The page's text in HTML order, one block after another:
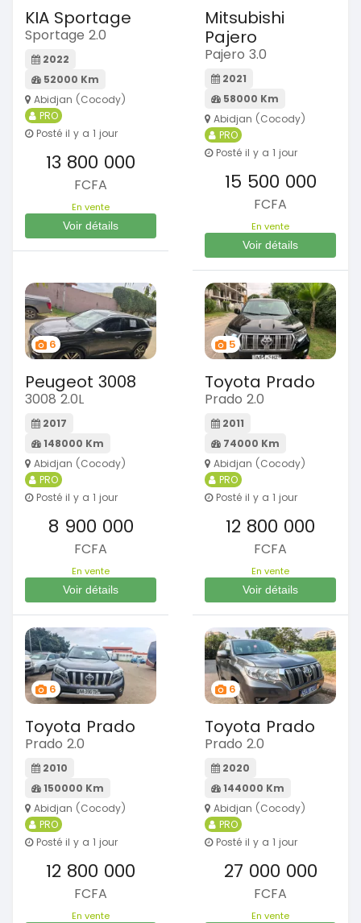
KIA Sportage
Sportage 2.0
2022
52000 Km
Abidjan (Cocody)
PRO
Posté il y a 1 jour
13 800 000
FCFA
En vente
Voir détails
Mitsubishi
Pajero
Pajero 3.0
2021
58000 Km
Abidjan (Cocody)
PRO
Posté il y a 1 jour
15 500 000
FCFA
En vente
Voir détails
6
Peugeot 3008
3008 2.0L
2017
148000 Km
Abidjan (Cocody)
PRO
Posté il y a 1 jour
8 900 000
FCFA
En vente
Voir détails
5
Toyota Prado
Prado 2.0
2011
74000 Km
Abidjan (Cocody)
PRO
Posté il y a 1 jour
12 800 000
FCFA
En vente
Voir détails
6
Toyota Prado
Prado 2.0
2010
150000 Km
Abidjan (Cocody)
PRO
Posté il y a 1 jour
12 800 000
FCFA
En vente
6
Toyota Prado
Prado 2.0
2020
144000 Km
Abidjan (Cocody)
PRO
Posté il y a 1 jour
27 000 000
FCFA
En vente